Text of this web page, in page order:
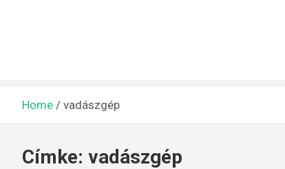
Home vadászgép
Címke: vadászgép